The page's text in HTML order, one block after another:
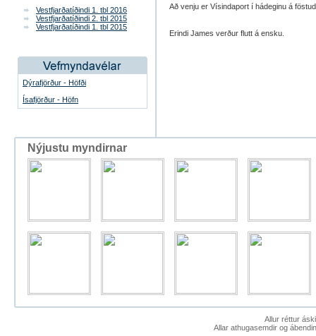
Vestfjarðatíðindi 1. tbl 2016
Vestfjarðatíðindi 2. tbl 2015
Vestfjarðatíðindi 1. tbl 2015
Dýrafjörður - Höfði
Ísafjörður - Höfn
Að venju er Vísindaport í hádeginu á
Erindi James verður flutt á ensku.
Nýjustu myndirnar
Allur réttur
Allar athugasemdir og